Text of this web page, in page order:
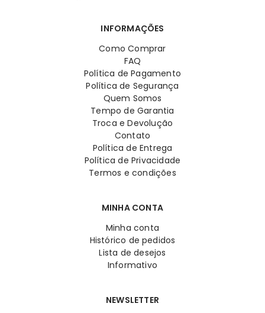
INFORMAÇÕES
Como Comprar
FAQ
Política de Pagamento
Política de Segurança
Quem Somos
Tempo de Garantia
Troca e Devolução
Contato
Política de Entrega
Política de Privacidade
Termos e condições
MINHA CONTA
Minha conta
Histórico de pedidos
Lista de desejos
Informativo
NEWSLETTER